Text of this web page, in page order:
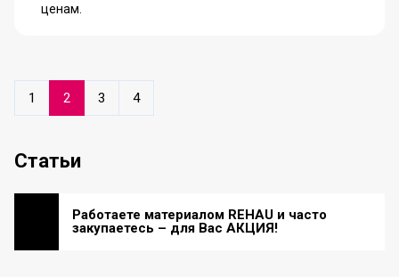
ценам.
1 2 3 4
Статьи
Работаете материалом REHAU и часто
закупаетесь – для Вас АКЦИЯ!